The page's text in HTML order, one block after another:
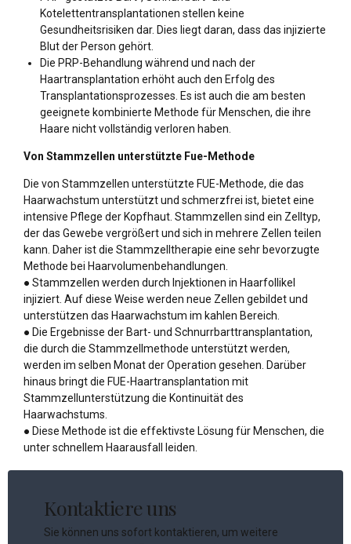
Kotelettentransplantationen stellen keine
Gesundheitsrisiken dar. Dies liegt daran, dass das injizierte
Blut der Person gehört.
Die PRP-Behandlung während und nach der
Haartransplantation erhöht auch den Erfolg des
Transplantationsprozesses. Es ist auch die am besten
geeignete kombinierte Methode für Menschen, die ihre
Haare nicht vollständig verloren haben.
Von Stammzellen unterstützte Fue-Methode
Die von Stammzellen unterstützte FUE-Methode, die das
Haarwachstum unterstützt und schmerzfrei ist, bietet eine
intensive Pflege der Kopfhaut. Stammzellen sind ein Zelltyp,
der das Gewebe vergrößert und sich in mehrere Zellen teilen
kann. Daher ist die Stammzelltherapie eine sehr bevorzugte
Methode bei Haarvolumenbehandlungen.
● Stammzellen werden durch Injektionen in Haarfollikel
injiziert. Auf diese Weise werden neue Zellen gebildet und
unterstützen das Haarwachstum im kahlen Bereich.
● Die Ergebnisse der Bart- und Schnurrbarttransplantation,
die durch die Stammzellmethode unterstützt werden,
werden im selben Monat der Operation gesehen. Darüber
hinaus bringt die FUE-Haartransplantation mit
Stammzellunterstützung die Kontinuität des
Haarwachstums.
● Diese Methode ist die effektivste Lösung für Menschen, die
unter schnellem Haarausfall leiden.
Kontaktiere uns
Sie können uns sofort kontaktieren, um weitere